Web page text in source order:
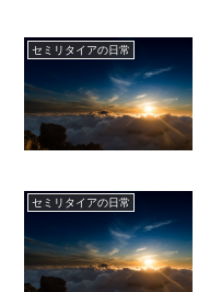
セミリタイアの日常
セミリタイアの日常